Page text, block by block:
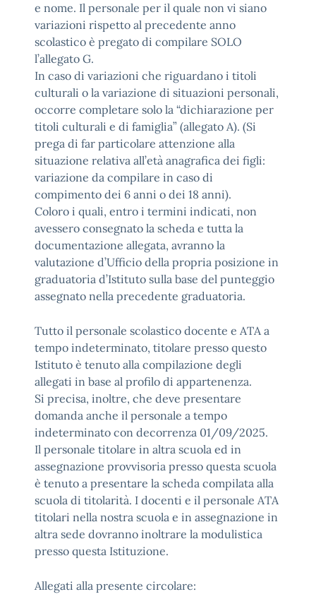
e nome. Il personale per il quale non vi siano
variazioni rispetto al precedente anno
scolastico è pregato di compilare SOLO
l’allegato G.
In caso di variazioni che riguardano i titoli
culturali o la variazione di situazioni personali,
occorre completare solo la “dichiarazione per
titoli culturali e di famiglia” (allegato A). (Si
prega di far particolare attenzione alla
situazione relativa all’età anagrafica dei figli:
variazione da compilare in caso di
compimento dei 6 anni o dei 18 anni).
Coloro i quali, entro i termini indicati, non
avessero consegnato la scheda e tutta la
documentazione allegata, avranno la
valutazione d’Ufficio della propria posizione in
graduatoria d’Istituto sulla base del punteggio
assegnato nella precedente graduatoria.
Tutto il personale scolastico docente e ATA a
tempo indeterminato, titolare presso questo
Istituto è tenuto alla compilazione degli
allegati in base al profilo di appartenenza.
Si precisa, inoltre, che deve presentare
domanda anche il personale a tempo
indeterminato con decorrenza 01/09/2025.
Il personale titolare in altra scuola ed in
assegnazione provvisoria presso questa scuola
è tenuto a presentare la scheda compilata alla
scuola di titolarità. I docenti e il personale ATA
titolari nella nostra scuola e in assegnazione in
altra sede dovranno inoltrare la modulistica
presso questa Istituzione.
Allegati alla presente circolare: